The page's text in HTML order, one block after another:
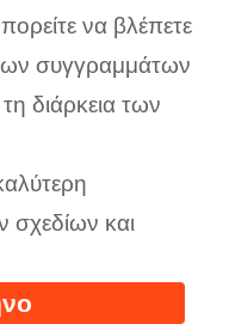
να βλέπετε
συγγραμμάτων
διάρκεια των
σχεδίων και